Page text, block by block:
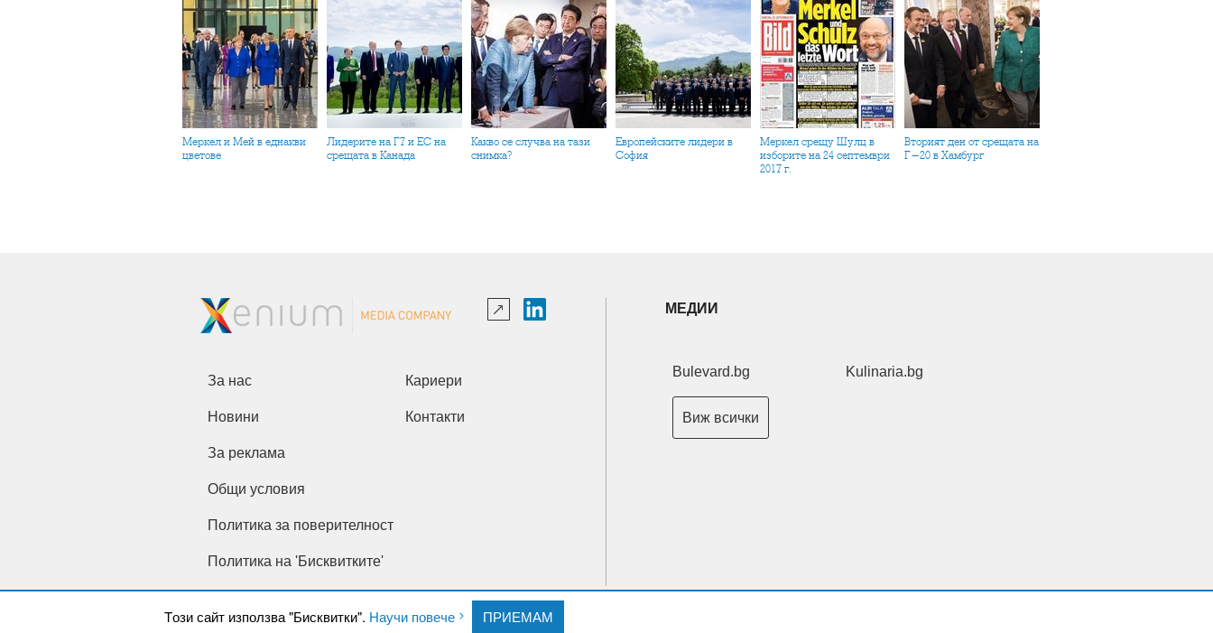
Меркел и Мей в еднакви
цветове
Лидерите на Г7 и ЕС на
срещата в Канада
Какво се случва на тази
снимка?
Европейските лидери в
София
Меркел срещу Шулц в
изборите на 24 септември
2017 г.
Вторият ден от срещата на
Г-20 в Хамбург
Tози сайт използва "Бисквитки". Научи повече ПРИЕМАМ
За нас Кариери
Новини Контакти
За реклама
Общи условия
Политика за поверителност
Политика на 'Бисквитките'
МЕДИИ
Bulevard.bg Kulinaria.bg
Виж всички
Copyright © 2026 Ксениум ООД. Всички права запазени.